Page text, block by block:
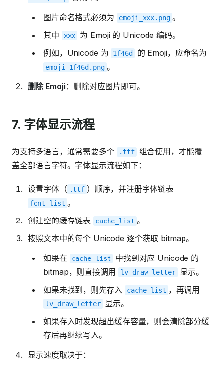
图片命名格式必须为
emoji_xxx.png 。
其中
xxx
为 Emoji 的 Unicode 编码。
例如，Unicode 为
1f46d 的 Emoji，应命名为
emoji_1f46d.png 。
删除 Emoji ：删除对应图片即可。
7. 字体显示流程
为支持多语言，通常需要多个 .ttf 组合使用，才能覆
盖全部语言字符。字体显示流程如下：
设置字体（ .ttf ）顺序，并注册字体链表
font_list 。
创建空的缓存链表
cache_list 。
按照文本中的每个 Unicode 逐个获取 bitmap。
如果在
cache_list
中找到对应 Unicode 的
bitmap，则直接调用
lv_draw_letter
显示。
如果未找到，则先存入
cache_list ，再调用
lv_draw_letter
显示。
如果存入时发现超出缓存容量，则会清除部分缓
存后再继续写入。
显示速度取决于：